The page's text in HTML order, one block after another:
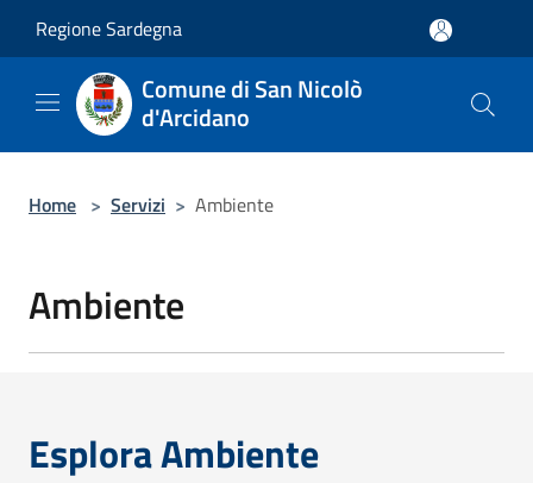
Regione Sardegna
Comune di San Nicolò
d'Arcidano
Home > Servizi > Ambiente
Ambiente
Esplora Ambiente